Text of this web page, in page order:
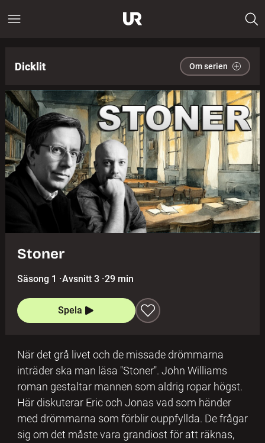
Dicklit Om serien
Stoner
Säsong 1 ·Avsnitt 3 ·29 min
Spela
När det grå livet och de missade drömmarna
inträder ska man läsa "Stoner". John Williams
roman gestaltar mannen som aldrig ropar högst.
Här diskuterar Eric och Jonas vad som händer
med drömmarna som förblir ouppfyllda. De frågar
sig om det måste vara grandiost för att räknas,